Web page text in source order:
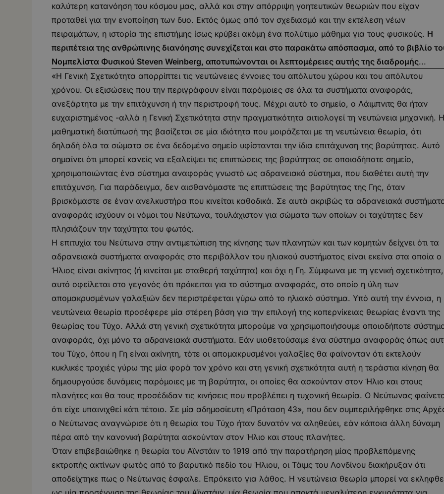
καλύτερη κατανόηση του κόσμου μας, αλλά και στην απόρριψη γοητευτικών θεωριών που είχαν
προταθεί για την ενοποίηση των δυο. Εκτός όμως από τον σχεδιασμό και την εκτέλεση νέων
πειραμάτων, η ιστορία της επιστήμης ίσως κρύβει ακόμη ένα πολύτιμο μάθημα για τους φυσικούς. Η
περιπέτεια της ανθρώπινης διανόησης συνεχίζεται και στο παρακάτω απόσπασμα, από το βιβλίο
Νομπελίστα Φυσικού Steven Weinberg, αποτυπώνονται οι λεπτομέρειες αυτής της διαδρομής...
«Η Γενική Σχετικότητα απορρίπτει τις νευτώνειες έννοιες του απόλυτου χώρου και του απόλυτου
χρόνου. Οι εξισώσεις που την περιγράφουν είναι παρόμοιες σε όλα τα συστήματα αναφοράς,
ανεξάρτητα με την επιτάχυνση ή την περιστροφή τους. Μέχρι αυτό το σημείο, ο Λάιμπνιτς θα ήταν
ευχαριστημένος -αλλά η Γενική Σχετικότητα στην πραγματικότητα αιτιολογεί τη νευτώνεια μηχανική. Η
μαθηματική διατύπωσή της βασίζεται σε μία ιδιότητα που μοιράζεται με τη νευτώνεια θεωρία, ότι
δηλαδή όλα τα σώματα σε ένα δεδομένο σημείο υφίστανται την ίδια επιτάχυνση της βαρύτητας. Αυτό
σημαίνει ότι μπορεί κανείς να εξαλείψει τις επιπτώσεις της βαρύτητας σε οποιοδήποτε σημείο,
χρησιμοποιώντας ένα σύστημα αναφοράς γνωστό ως αδρανειακό σύστημα, που διαθέτει αυτή την
επιτάχυνση. Για παράδειγμα, δεν αισθανόμαστε τις επιπτώσεις της βαρύτητας της Γης, όταν
βρισκόμαστε σε έναν ανελκυστήρα που κινείται καθοδικά. Σε αυτά ακριβώς τα αδρανειακά
αναφοράς ισχύουν οι νόμοι του Νεύτωνα, τουλάχιστον για σώματα των οποίων οι ταχύτητες δεν
πλησιάζουν την ταχύτητα του φωτός.
Η επιτυχία του Νεύτωνα στην αντιμετώπιση της κίνησης των πλανητών και των κομητών δείχνει ότι τα
αδρανειακά συστήματα αναφοράς στο περιβάλλον του ηλιακού συστήματος είναι εκείνα στα οποία ο
Ήλιος είναι ακίνητος (ή κινείται με σταθερή ταχύτητα) και όχι η Γη. Σύμφωνα με τη γενική σχετικότητα,
αυτό οφείλεται στο γεγονός ότι πρόκειται για το σύστημα αναφοράς, στο οποίο η ύλη των
απομακρυσμένων γαλαξιών δεν περιστρέφεται γύρω από το ηλιακό σύστημα. Υπό αυτή την έννοια, η
νευτώνεια θεωρία προσέφερε μία στέρεη βάση για την επιλογή της κοπερνίκειας θεωρίας έναντι της
θεωρίας του Τύχο. Αλλά στη γενική σχετικότητα μπορούμε να χρησιμοποιήσουμε οποιοδήποτε
αναφοράς, όχι μόνο τα αδρανειακά συστήματα. Εάν υιοθετούσαμε ένα σύστημα αναφοράς όπως
του Τύχο, όπου η Γη είναι ακίνητη, τότε οι απομακρυσμένοι γαλαξίες θα φαίνονταν ότι εκτελούν
κυκλικές τροχιές γύρω της μία φορά τον χρόνο και στη γενική σχετικότητα αυτή η τεράστια κίνηση θα
δημιουργούσε δυνάμεις παρόμοιες με τη βαρύτητα, οι οποίες θα ασκούνταν στον Ήλιο και στους
πλανήτες και θα τους προσέδιδαν τις κινήσεις που προβλέπει η τυχονική θεωρία. Ο Νεύτωνας
ότι είχε υπαινιχθεί κάτι τέτοιο. Σε μία αδημοσίευτη «Πρόταση 43», που δεν συμπεριλήφθηκε στις
ο Νεύτωνας αναγνώρισε ότι η θεωρία του Τύχο ήταν δυνατόν να αληθεύει, εάν κάποια άλλη δύναμη
πέρα από την κανονική βαρύτητα ασκούνταν στον Ήλιο και στους πλανήτες.
Όταν επιβεβαιώθηκε η θεωρία του Αϊνστάιν το 1919 από την παρατήρηση μίας προβλεπόμενης
εκτροπής ακτίνων φωτός από το βαρυτικό πεδίο του Ήλιου, οι Τάιμς του Λονδίνου διακήρυξαν ότι
αποδείχτηκε πως ο Νεύτωνας έσφαλε. Επρόκειτο για λάθος. Η νευτώνεια θεωρία μπορεί να